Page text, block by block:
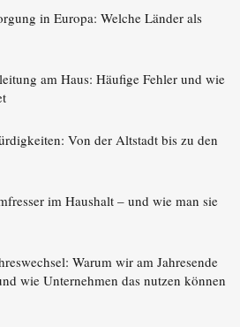
in Europa: Welche Länder als
am Haus: Häufige Fehler und wie
Von der Altstadt bis zu den
im Haushalt – und wie man sie
Warum wir am Jahresende
wie Unternehmen das nutzen können